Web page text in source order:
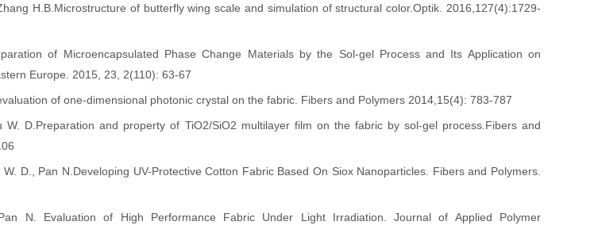
H.B. Microstructure of butterfly wing scale and simulation of structural color.Optik. 2016,127(4):1729-
of Microencapsulated Phase Change Materials by the Sol-gel Process and Its Application on
Europe. 2015, 23, 2(110): 63-67
of one-dimensional photonic crystal on the fabric. Fibers and Polymers 2014,15(4): 783-787
W. D. Preparation and property of TiO2/SiO2 multilayer film on the fabric by sol-gel process. Fibers and
W. D., Pan N.Developing UV-Protective Cotton FabricBased On Siox Nanoparticles. Fibers and Polymers.
N. Evaluation of High Performance Fabric Under Light Irradiation. Journal of Applied Polymer